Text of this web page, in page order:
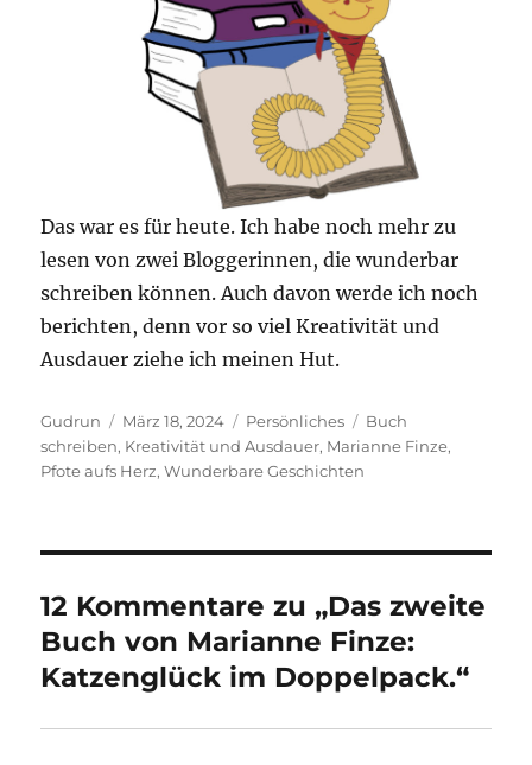
Das war es für heute. Ich habe noch mehr zu
lesen von zwei Bloggerinnen, die wunderbar
schreiben können. Auch davon werde ich noch
berichten, denn vor so viel Kreativität und
Ausdauer ziehe ich meinen Hut.
Autor
Gudrun
Veröffentlicht
am
März 18, 2024 Kategorien
Persönliches Schlagwörter
Buch
schreiben, Kreativität und Ausdauer, Marianne Finze,
Pfote aufs Herz,Wunderbare Geschichten
12 Kommentare zu „Das zweite
Buch von Marianne Finze:
Katzenglück im Doppelpack.“